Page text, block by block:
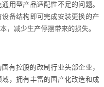
用型产品适配性不足的问题。
备结构即可完成安装更换的产
，减少生产停摆带来的损失。
有控股的改制行业头部企业，
，拥有丰富的国产化改造和成